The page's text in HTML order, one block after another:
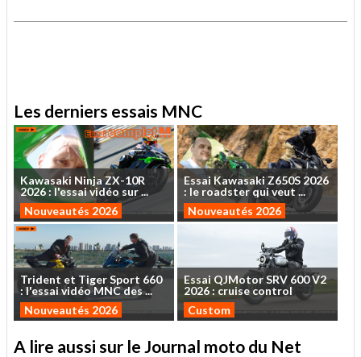
Les derniers essais MNC
Kawasaki NinjaZX-10R
2026: l'essaividéo sur...
Nouveautés 2026
Essai KawasakiZ650S 2026
: le roadsterquiveut ...
Nouveautés 2026
Trident et TigerSport 660
: l'essaividéoMNCdes...
Nouveautés 2026
EssaiQJMotorSRV 600V2
2026 : cruise control
Custom
A lire aussi sur le Journal moto du Net